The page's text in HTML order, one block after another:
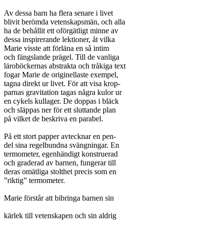
Av dessa barn ha flera senare i livet
blivit berömda vetenskapsmän, och alla
ha de behållit ett oförgätligt minne av
dessa inspirerande lektioner, åt vilka
Marie visste att förläna en så intim
och fängslande prägel. Till de vanliga
läroböckernas abstrakta och tråkiga text
fogar Marie de originellaste exempel,
tagna direkt ur livet. För att visa krop-
parnas gravitation tagas några kulor ur
en cykels kullager. De doppas i bläck
och släppas ner för ett sluttande plan
på vilket de beskriva en parabel.
På ett stort papper avtecknar en pen-
del sina regelbundna svängningar. En
termometer, egenhändigt konstruerad
och graderad av barnen, fungerar till
deras omätliga stolthet precis som en
”riktig” termometer.
Marie förstår att bibringa barnen sin
kärlek till vetenskapen och sin aldrig